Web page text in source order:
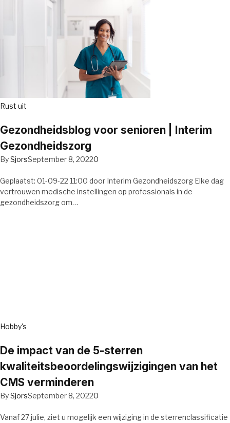
Rust uit
Gezondheidsblog voor senioren | Interim
Gezondheidszorg
BySjorsSeptember 8, 20220
Geplaatst: 01-09-22 11:00 door Interim Gezondheidszorg Elke dag
vertrouwen medische instellingen op professionals in de
gezondheidszorg om…
Hobby's
De impact van de 5-sterren
kwaliteitsbeoordelingswijzigingen van het
CMS verminderen
BySjorsSeptember 8, 20220
Vanaf 27 julie, ziet u mogelijk een wijziging in de sterrenclassificatie